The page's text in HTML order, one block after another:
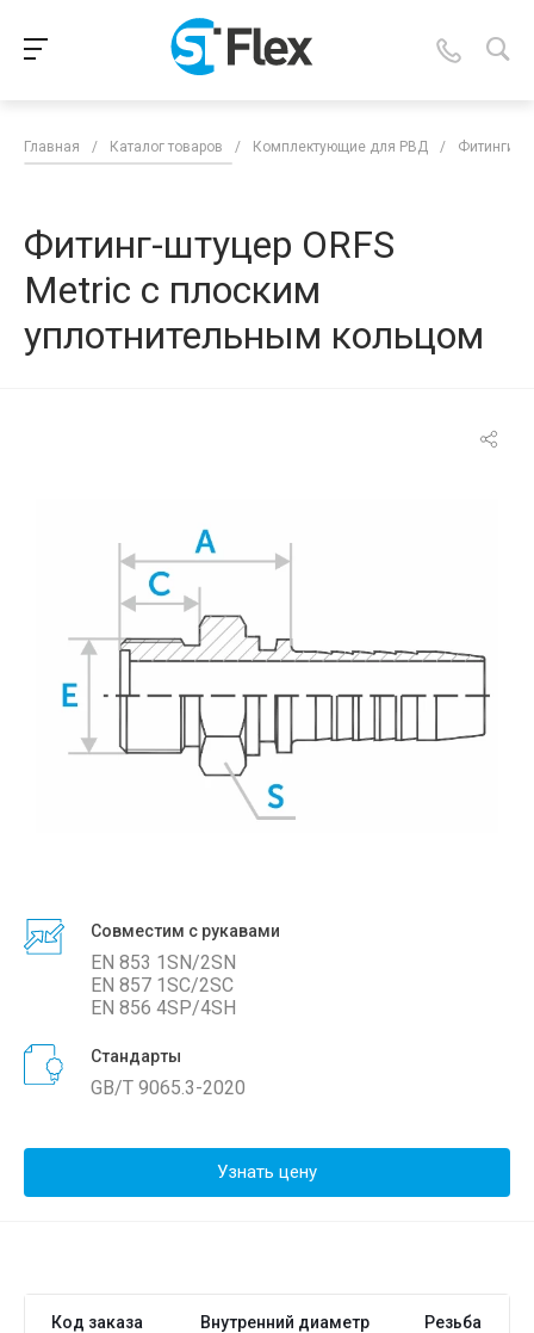
Главная / Каталог товаров / Комплектующие для РВД / Фитинги
Фитинг-штуцер ORFS
Metric с плоским
уплотнительным кольцом
Совместим с рукавами
EN 853 1SN/2SN
EN 857 1SC/2SС
EN 856 4SP/4SH
Стандарты
GB/T 9065.3-2020
Узнать цену
Код заказа Внутренний диаметр
Резьба